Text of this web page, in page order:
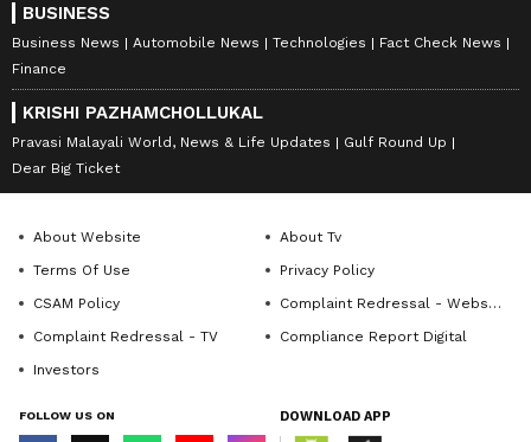
BUSINESS
Business News Automobile News Technologies
Fact Check News
Finance
KRISHI PAZHAMCHOLLUKAL
Pravasi Malayali World, News & Life Updates
Gulf Round Up
Dear Big Ticket
About Website
About Tv
Terms Of Use
Privacy Policy
CSAM Policy
Complaint Redressal - Website
Complaint Redressal - TV
Compliance Report Digital
Investors
FOLLOW US ON DOWNLOAD APP